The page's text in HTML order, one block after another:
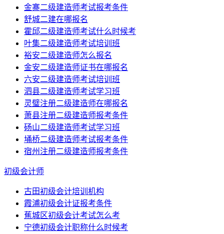
金寨二级建造师考试报考条件
舒城二建在哪报名
霍邱二级建造师考试什么时候考
叶集二级建造师考试培训班
裕安二级建造师怎么报名
金安二级建造师证书在哪报名
六安二级建造师考试培训班
泗县二级建造师考试学习班
灵璧注册二级建造师在哪报名
萧县注册二级建造师报考条件
砀山二级建造师考试学习班
埇桥二级建造师考试报考条件
宿州注册二级建造师报考条件
初级会计师
古田初级会计培训机构
霞浦初级会计证报考条件
蕉城区初级会计考试怎么考
宁德初级会计职称什么时候考